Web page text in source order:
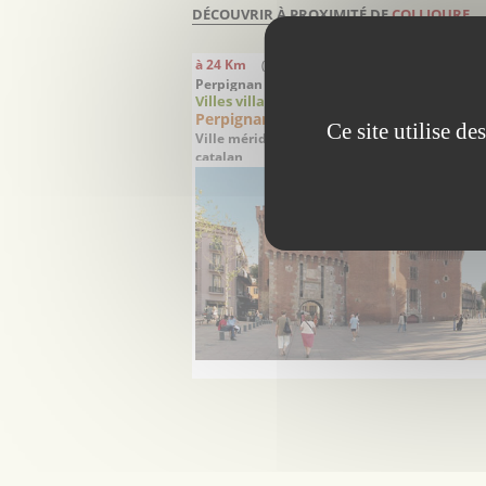
DÉCOUVRIR À PROXIMITÉ DECOLLIOURE
à 24 Km (distance à vol d'oiseau)
Perpignan - Pyrénées-Orientales
Villes villages
Perpignan
Ville méridionale entre mer et montagne et
catalan
Ce site utilise